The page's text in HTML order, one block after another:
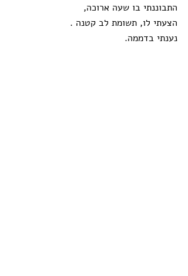
התבוננתי בו שעה ארוכה,
הצעתי לו, תשומת לב קטנה .
נענתי בדממה.